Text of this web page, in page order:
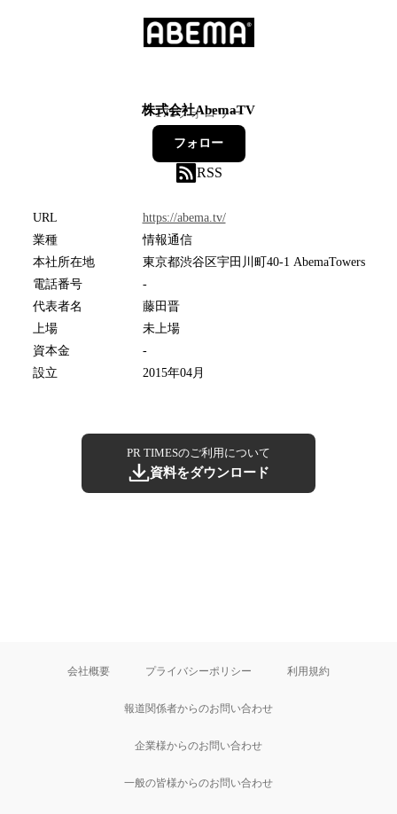
株式会社AbemaTV
171フォロワー
フォロー
RSS
URL
https://abema.tv/
業種
情報通信
本社所在地
東京都渋谷区宇田川町40-1 AbemaTowers
電話番号
-
代表者名
藤田晋
上場
未上場
資本金
-
設立
2015年04月
PR TIMESのご利用について
資料をダウンロード
会社概要 プライバシーポリシー 利用規約
報道関係者からのお問い合わせ
企業様からのお問い合わせ
一般の皆様からのお問い合わせ